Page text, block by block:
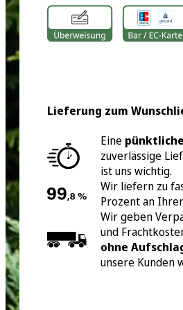
Lieferung zum
Eine pünktliche
zuverlässige
ist uns wichtig.
Wir liefern zu
Prozent an
Wir geben
und
ohne
unsere Kunden